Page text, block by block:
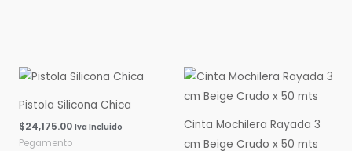
Pistola Silicona Chica
$24,175.00 Iva Incluido
Pegamento
Cinta Mochilera Rayada 3
cm Beige Crudo x 50 mts